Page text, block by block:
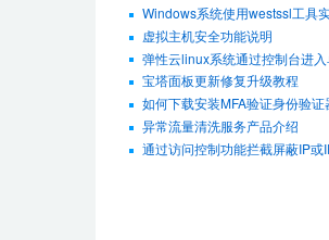
Windows系统使用westssl工具
虚拟主机安全功能说明
弹性云linux系统通过控制台进
宝塔面板更新修复升级教程
如何下载安装MFA验证身份验证
异常流量清洗服务产品介绍
通过访问控制功能拦截屏蔽IP或